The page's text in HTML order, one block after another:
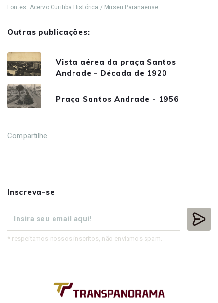
Fontes: Acervo Curitiba Histórica / Museu Paranaense
Outras publicações:
Vista aérea da praça Santos
Andrade - Década de 1920
Praça Santos Andrade - 1956
Compartilhe
Inscreva-se
* respeitamos nossos inscritos, não enviamos spam.